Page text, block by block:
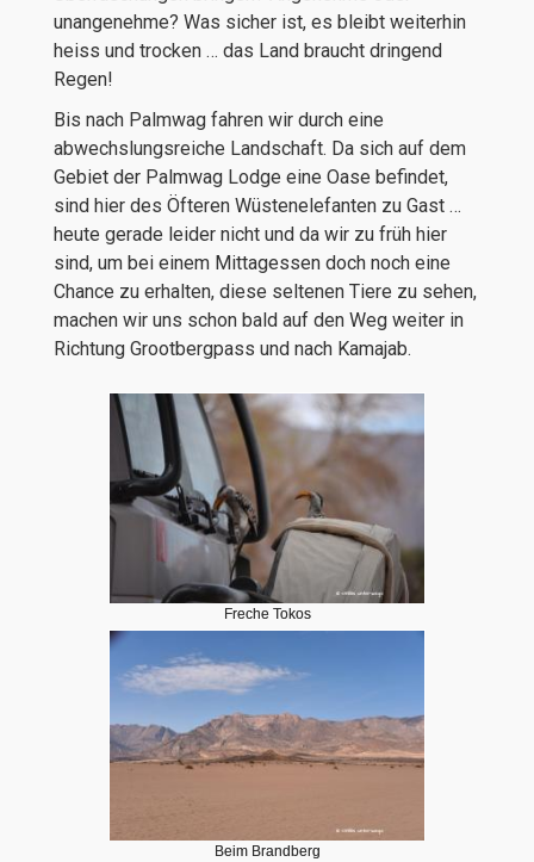
unangenehme? Was sicher ist, es bleibt weiterhin
heiss und trocken … das Land braucht dringend
Regen!
Bis nach Palmwag fahren wir durch eine
abwechslungsreiche Landschaft. Da sich auf dem
Gebiet der Palmwag Lodge eine Oase befindet,
sind hier des Öfteren Wüstenelefanten zu Gast …
heute gerade leider nicht und da wir zu früh hier
sind, um bei einem Mittagessen doch noch eine
Chance zu erhalten, diese seltenen Tiere zu sehen,
machen wir uns schon bald auf den Weg weiter in
Richtung Grootbergpass und nach Kamajab.
Freche Tokos
Beim Brandberg